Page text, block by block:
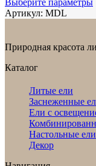
Выберите параметры
Артикул: MDL
Природная красота
Каталог
Литые ели
Заснеженные
Ели с
Настольные ели
Декор